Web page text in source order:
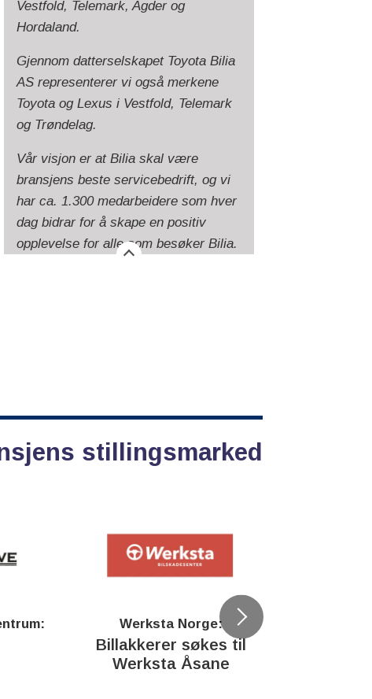
Vestfold, Telemark, Agder og
Hordaland.
Gjennom datterselskapet Toyota Bilia
AS representerer vi også merkene
Toyota og Lexus i Vestfold, Telemark
og Trøndelag.
Vår visjon er at Bilia skal være
bransjens beste servicebedrift, og vi
har ca. 1.300 medarbeidere som hver
dag bidrar for å skape en positiv
opplevelse for alle som besøker Bilia.
stillingsmarked
Werksta Norge:
Billakkerer søkes til
Werksta Åsane